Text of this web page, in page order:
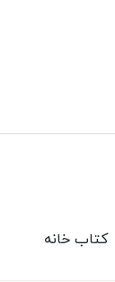
کتاب خانه